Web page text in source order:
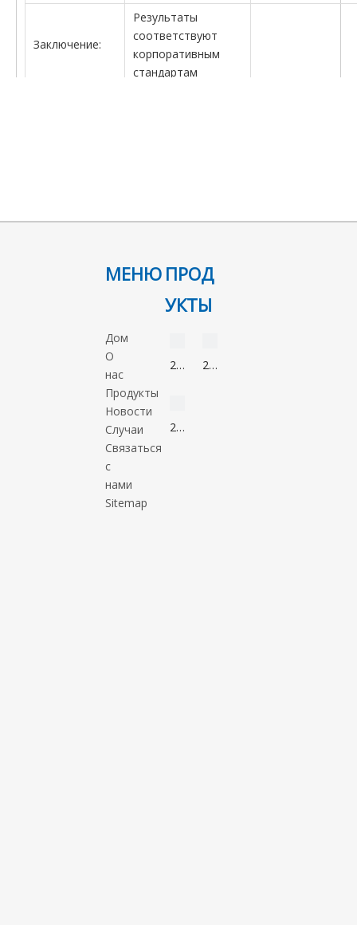
Заключение:
Результаты
соответствуют
корпоративным
стандартам
C15H34BrN
МЕНЮ
Дом
О
нас
Продукты
Новости
Случаи
Связаться
с
нами
Sitemap
ПРОД
УКТЫ
2-
6
2-
2-